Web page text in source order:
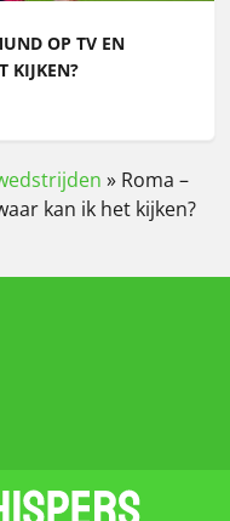
OP TV EN
KIJKEN?
» Roma –
kan ik het kijken?